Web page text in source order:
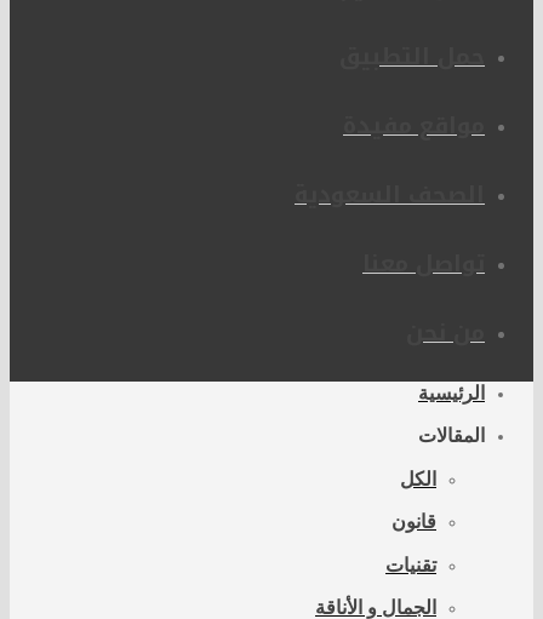
حمل التطبيق
مواقع مفيدة
الصحف السعودية
تواصل معنا
من نحن
الرئيسية
المقالات
الكل
قانون
تقنيات
الجمال و الأناقة